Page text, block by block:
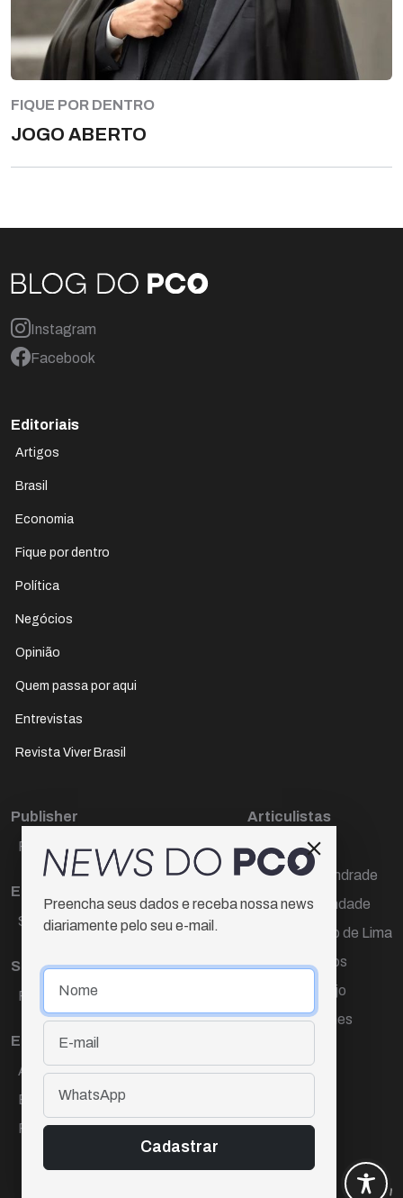
FIQUE POR DENTRO
JOGO ABERTO
Instagram
Facebook
Editoriais
Artigos
Brasil
Economia
Fique por dentro
Política
Negócios
Opinião
Quem passa por aqui
Entrevistas
Revista Viver Brasil
Publisher
Paulo Cesar de Oliveira
Editora Chefe
Sueli Cotta
Sub-editora
Raquel Ayres
Equipe
Ana Lúcia Cortez
Eliane Hardy
Fernando Torres
Articulistas
Décio Freire
Dr Marcos Andrade
Hamilton Trindade
Igor Carvalho de Lima
Mario Campos
Renata Araújo
Wagner Gomes
Preencha seus dados e receba nossa news
diariamente pelo seu e-mail.